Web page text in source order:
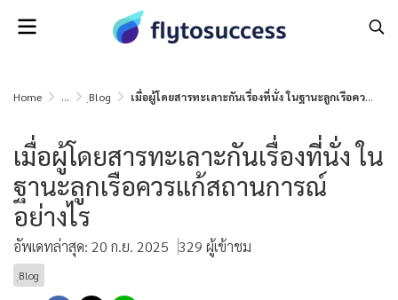
Home ... ฺBlog เมื่อผู้โดยสารทะเลาะกันเรื่องที่นั่ง ในฐานะลูกเรือควรแก้สถานการณ์อย่างไร
เมื่อผู้โดยสารทะเลาะกันเรื่องที่นั่ง ใน
ฐานะลูกเรือควรแก้สถานการณ์
อย่างไร
อัพเดทล่าสุด: 20 ก.ย. 2025 329 ผู้เข้าชม
ฺBlog